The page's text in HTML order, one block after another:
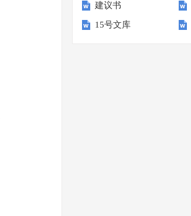
建议书
15号文库